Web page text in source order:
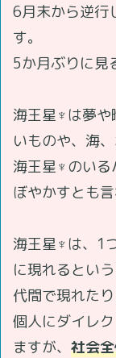
6月末から逆行
す。
5か月ぶりに
海王星♆は夢や
いものや、海
海王星♆のいる
ぼやかすとも言
海王星♆は、1
に現れるとい
代間で現れたり
個人にダイレ
ますが、 社会